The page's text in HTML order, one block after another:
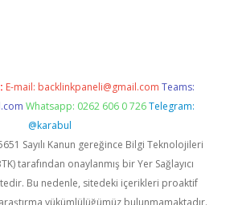
E-mail: backlinkpaneli@gmail.com Teams:
Whatsapp: 0262 606 0 726 Telegram:
@karabul
Sayılı Kanun gereğince Bilgi Teknolojileri
tarafından onaylanmış bir Yer Sağlayıcı
Bu nedenle, sitedeki içerikleri proaktif
yükümlülüğümüz bulunmamaktadır.